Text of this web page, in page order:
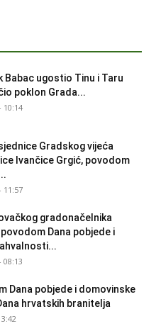
Babac ugostio Tinu i Taru
poklon Grada...
10:14
Gradskog vijeća
Ivančice Grgić, povodom
11:57
gradonačelnika
Dana pobjede i
08:13
Dana pobjede i domovinske
hrvatskih branitelja